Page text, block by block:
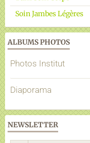
Soin Jambes Légères
ALBUMS PHOTOS
Photos Institut
Diaporama
NEWSLETTER